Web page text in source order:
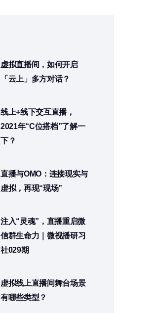
虚拟直播间，如何开启
「云上」多方对话？
线上+线下交互直播，
2021年“C位搭档”了解一
下？
直播与OMO：连接现实与
虚拟，再现“现场”
注入“灵魂”，直播重启微
信群生命力｜微视播研习
社029期
虚拟线上直播间舞台场景
有哪些类型？